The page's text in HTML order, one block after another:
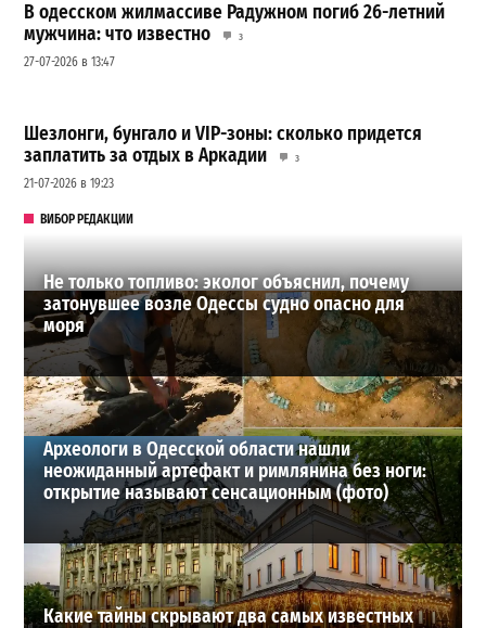
В одесском жилмассиве Радужном погиб 26-летний
мужчина: что известно
3
27-07-2026 в 13:47
Шезлонги, бунгало и VIP-зоны: сколько придется
заплатить за отдых в Аркадии
3
21-07-2026 в 19:23
ВИБОР РЕДАКЦИИ
Не только топливо: эколог объяснил, почему
затонувшее возле Одессы судно опасно для
моря
Археологи в Одесской области нашли
неожиданный артефакт и римлянина без ноги:
открытие называют сенсационным (фото)
Какие тайны скрывают два самых известных